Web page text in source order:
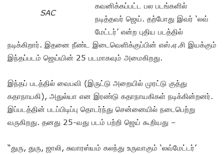
SAC
கவனிக்கப்பட்ட பல படங்களில்
நடித்தவர் ஜெய். தற்போது இவர் ‘லவ்
மேட்டர்’ என்ற புதிய படத்தில்
நடிக்கிறார். இதனை நீண்ட இடைவெளிக்குப்பின் எஸ்.ஏ.சி இயக்கும்
இந்தப்படம் ஜெய்யின் 25 படமாகவும் அமைகிறது.
இந்தப் படத்தில் வைபவி (இருட்டு அறையில் முரட்டு குத்து
கதாநாயகி), அதுல்யா என இரண்டு கதாநாயகிகள் நடிக்கின்றனர்.
இப்படத்தின் படப்பிடிப்பு தொடர்ந்து சென்னையில் நடைபெற்று
வருகிறது. தனது 25-வது படம் பற்றி ஜெய் கூறியது –
“துரு, துரு, ஜாலி, சுவாரஸ்யம் கலந்து உருவாகும் ‘லவ்மேட்டர்’